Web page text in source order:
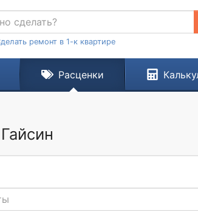
ремонт в 1-к квартире
Расценки